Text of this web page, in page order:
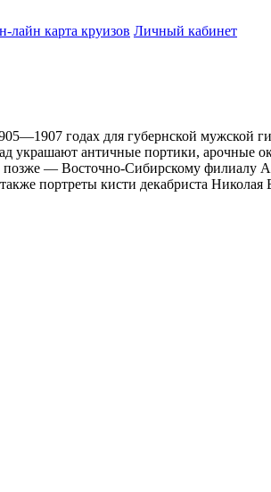
лайн карта круизов Личный кабинет
годах для губернской
украшают античные портики,
— Восточно-Сибирскому филиалу
портреты кисти декабриста Николая